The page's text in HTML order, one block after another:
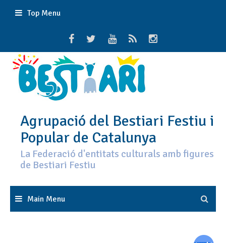
Top Menu
Agrupació del Bestiari Festiu i
Popular de Catalunya
La Federació d'entitats culturals amb figures
de Bestiari Festiu
Main Menu